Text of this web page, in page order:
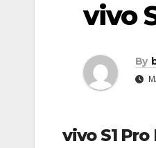
vivo
By
vivo S1 Pro